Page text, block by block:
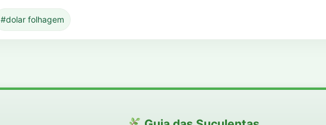
#dolar folhagem